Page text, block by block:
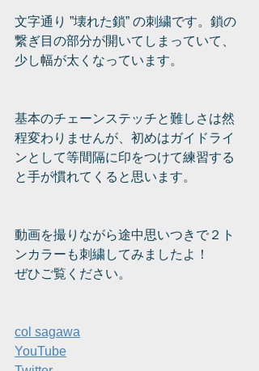
文字通り ”壊れた鎖” の刺繍です。鎖の
繋ぎ目の部分が開いてしまっていて、
少し幅が太くなっています。
基本のチェーンステッチと難しさは然
程変わりませんが、初めはガイドライ
ンとして等間隔に印をつけて練習する
と手が慣れてくると思います。
動画を撮りながら途中思いつきで２ト
ンカラーも刺繍してみましたよ！
ぜひご覧ください。
col sagawa
YouTube